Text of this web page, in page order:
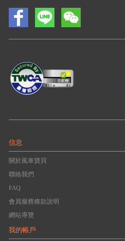
信息
關於風車寶貝
聯絡我們
FAQ
會員服務條款說明
網站導覽
我的帳戶